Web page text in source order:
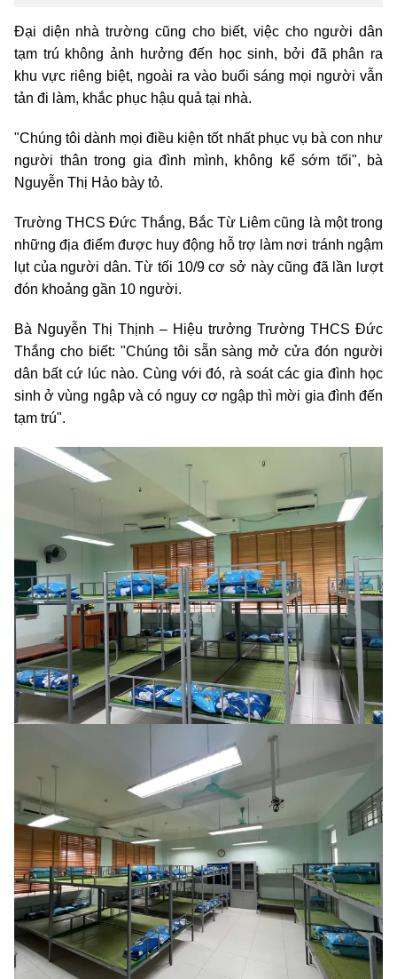
Đại diện nhà trường cũng cho biết, việc cho người dân
tạm trú không ảnh hưởng đến học sinh, bởi đã phân ra
khu vực riêng biệt, ngoài ra vào buổi sáng mọi người vẫn
tản đi làm, khắc phục hậu quả tại nhà.
"Chúng tôi dành mọi điều kiện tốt nhất phục vụ bà con như
người thân trong gia đình mình, không kể sớm tối", bà
Nguyễn Thị Hảo bày tỏ.
Trường THCS Đức Thắng, Bắc Từ Liêm cũng là một trong
những địa điểm được huy động hỗ trợ làm nơi tránh ngậm
lụt của người dân. Từ tối 10/9 cơ sở này cũng đã lần lượt
đón khoảng gần 10 người.
Bà Nguyễn Thị Thịnh – Hiệu trưởng Trường THCS Đức
Thắng cho biết: "Chúng tôi sẵn sàng mở cửa đón người
dân bất cứ lúc nào. Cùng với đó, rà soát các gia đình học
sinh ở vùng ngập và có nguy cơ ngập thì mời gia đình đến
tạm trú".